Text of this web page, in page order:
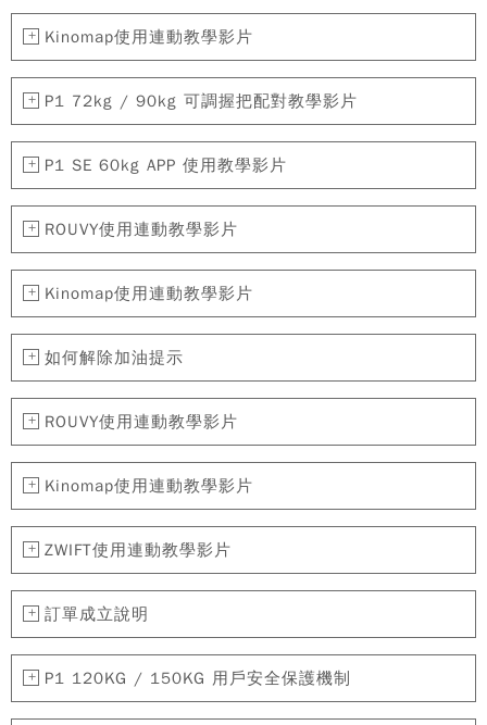
Kinomap使用連動教學影片
P1 72kg / 90kg 可調握把配對教學影片
P1 SE 60kg APP 使用教學影片
ROUVY使用連動教學影片
Kinomap使用連動教學影片
如何解除加油提示
ROUVY使用連動教學影片
Kinomap使用連動教學影片
ZWIFT使用連動教學影片
訂單成立說明
P1 120KG / 150KG 用戶安全保護機制